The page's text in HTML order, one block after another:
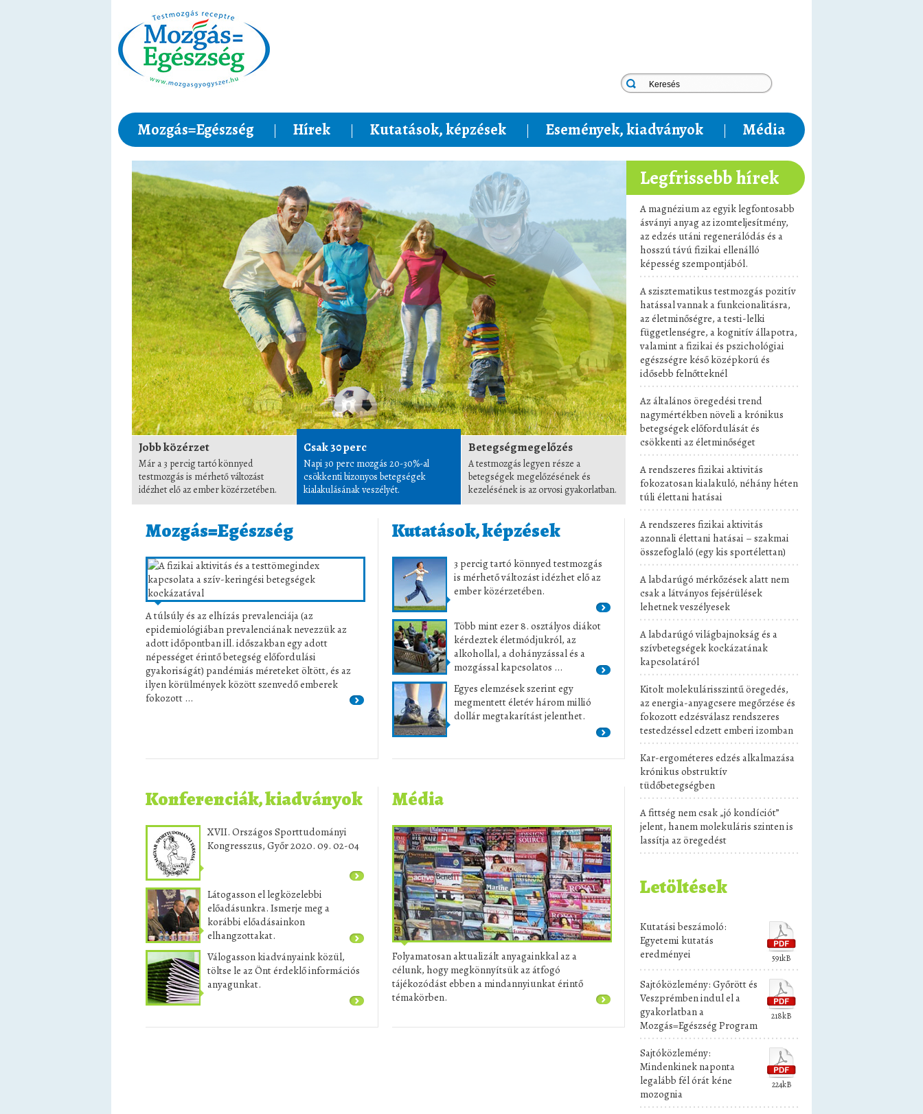
Mozgás=Egészség Hírek Kutatások, képzések Események, kiadványok Média
Jobb közérzet
Már a 3 percig tartó könnyed
testmozgás is mérhető változást
idézhet elő az ember közérzetében.
Csak 30 perc
Napi 30 perc mozgás 20-30%-al
csökkenti bizonyos betegségek
kialakulásának veszélyét.
Betegségmegelőzés
A testmozgás legyen része a
betegségek megelőzésének és
kezelésének is az orvosi gyakorlatban.
Mozgás=Egészség
A túlsúly és az elhízás prevalenciája (az
epidemiológiában prevalenciának nevezzük az
adott időpontban ill. időszakban egy adott
népességet érintő betegség előfordulási
gyakoriságát) pandémiás méreteket öltött, és az
ilyen körülmények között szenvedő emberek
fokozott ...
Kutatások, képzések
3 percig tartó könnyed testmozgás
is mérhető változást idézhet elő az
ember közérzetében.
Több mint ezer 8. osztályos diákot
kérdeztek életmódjukról, az
alkohollal, a dohányzással és a
mozgással kapcsolatos ...
Egyes elemzések szerint egy
megmentett életév három millió
dollár megtakarítást jelenthet.
Konferenciák, kiadványok
XVII. Országos Sporttudományi
Kongresszus, Győr 2020. 09. 02-04
Látogasson el legközelebbi
előadásunkra. Ismerje meg a
korábbi előadásainkon
elhangzottakat.
Válogasson kiadványaink közül,
töltse le az Önt érdeklő információs
anyagunkat.
Média
Folyamatosan aktualizált anyagainkkal az a
célunk, hogy megkönnyítsük az átfogó
tájékozódást ebben a mindannyiunkat érintő
témakörben.
Legfrissebb hírek
A magnézium az egyik legfontosabb
ásványi anyag az izomteljesítmény,
az edzés utáni regenerálódás és a
hosszú távú fizikai ellenálló
képesség szempontjából.
A szisztematikus testmozgás pozitív
hatással vannak a funkcionalitásra,
az életminőségre, a testi-lelki
függetlenségre, a kognitív állapotra,
valamint a fizikai és pszichológiai
egészségre késő középkorú és
idősebb felnőtteknél
Az általános öregedési trend
nagymértékben növeli a krónikus
betegségek előfordulását és
csökkenti az életminőséget
A rendszeres fizikai aktivitás
fokozatosan kialakuló, néhány héten
túli élettani hatásai
A rendszeres fizikai aktivitás
azonnali élettani hatásai – szakmai
összefoglaló (egy kis sportélettan)
A labdarúgó mérkőzések alatt nem
csak a látványos fejsérülések
lehetnek veszélyesek
A labdarúgó világbajnokság és a
szívbetegségek kockázatának
kapcsolatáról
Kitolt molekulárisszintű öregedés,
az energia-anyagcsere megőrzése és
fokozott edzésválasz rendszeres
testedzéssel edzett emberi izomban
Kar-ergométeres edzés alkalmazása
krónikus obstruktív
tüdőbetegségben
A fittség nem csak „jó kondíciót”
jelent, hanem molekuláris szinten is
lassítja az öregedést
Letöltések
591kB
Kutatási beszámoló:
Egyetemi kutatás
eredményei
218kB
Sajtóközlemény: Győrött és
Veszprémben indul el a
gyakorlatban a
Mozgás=Egészség Program
224kB
Sajtóközlemény:
Mindenkinek naponta
legalább fél órát kéne
mozognia